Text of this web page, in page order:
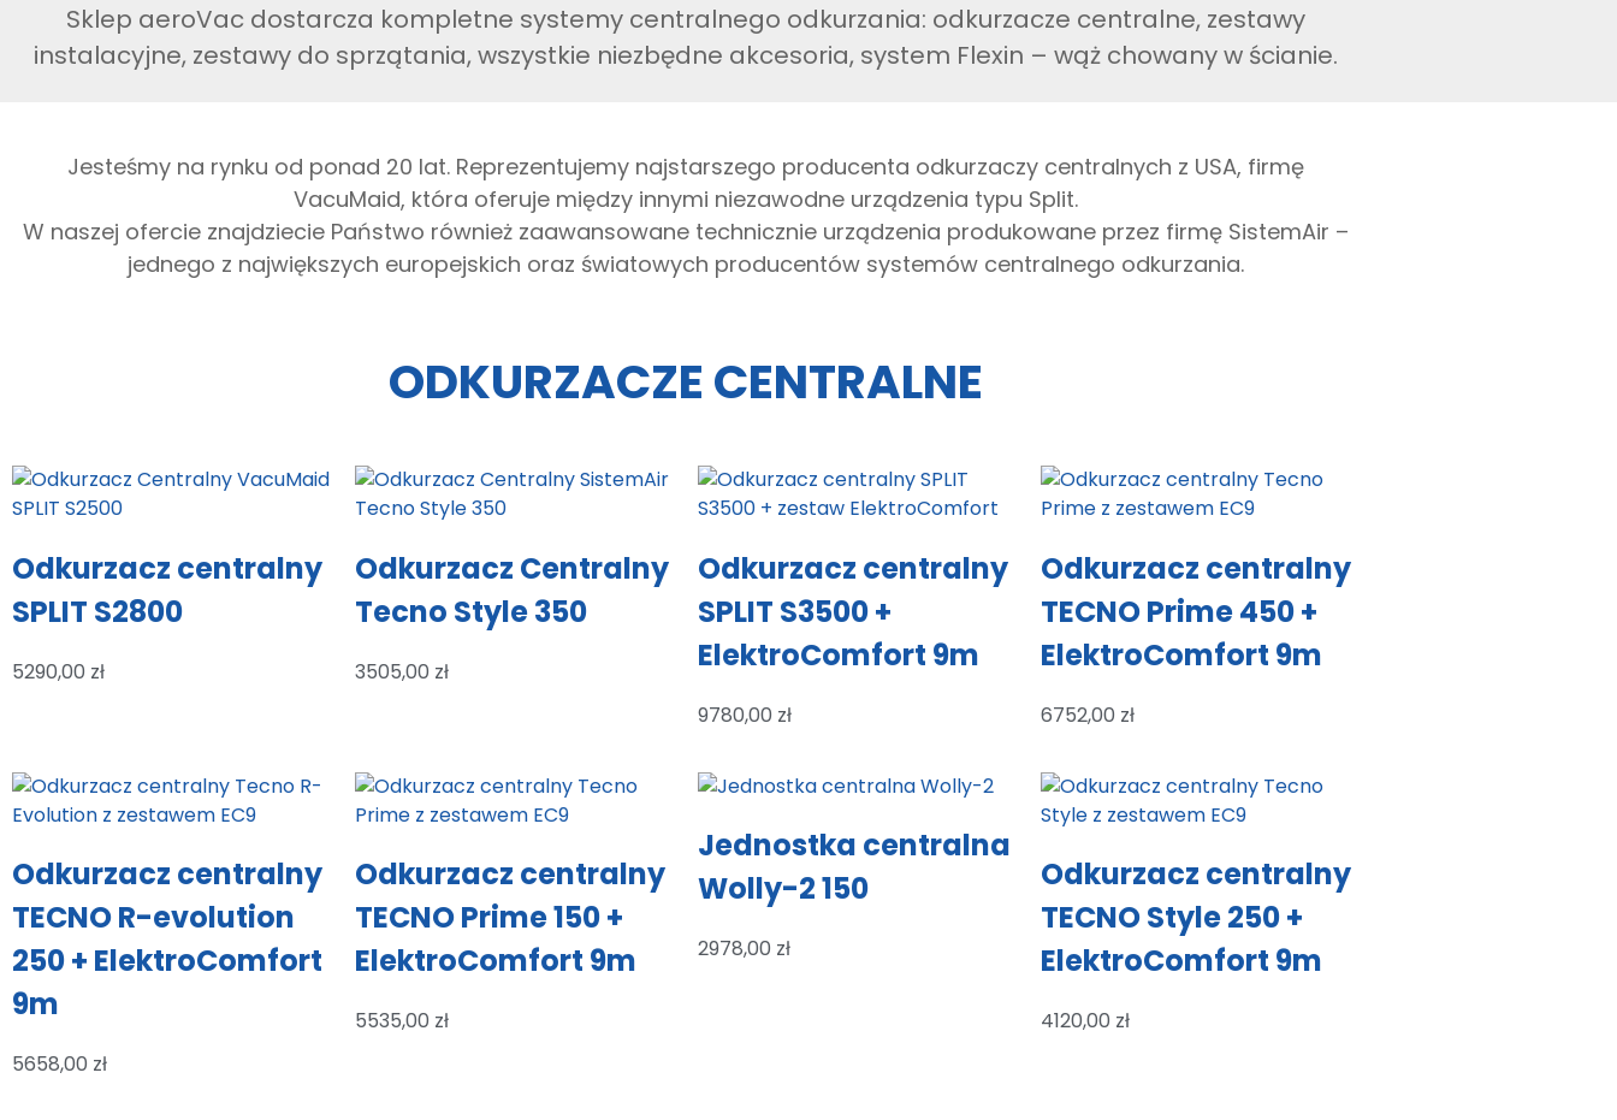
Sklep aeroVac dostarcza kompletne systemy centralnego odkurzania: odkurzacze centralne, zestawy
instalacyjne, zestawy do sprzątania, wszystkie niezbędne akcesoria, system Flexin – wąż chowany w ścianie.
Jesteśmy na rynku od ponad 20 lat. Reprezentujemy najstarszego producenta odkurzaczy centralnych z USA, firmę
VacuMaid, która oferuje między innymi niezawodne urządzenia typu Split.
W naszej ofercie znajdziecie Państwo również zaawansowane technicznie urządzenia produkowane przez firmę SistemAir –
jednego z największych europejskich oraz światowych producentów systemów centralnego odkurzania.
ODKURZACZE CENTRALNE
Odkurzacz centralny
SPLIT S2800
5290,00 zł
Odkurzacz Centralny
Tecno Style 350
3505,00 zł
Odkurzacz centralny
SPLIT S3500 +
ElektroComfort 9m
9780,00 zł
Odkurzacz centralny
TECNO Prime 450 +
ElektroComfort 9m
6752,00 zł
Odkurzacz centralny
TECNO R-evolution
250 + ElektroComfort
9m
5658,00 zł
Odkurzacz centralny
TECNO Prime 150 +
ElektroComfort 9m
5535,00 zł
Jednostka centralna
Wolly-2 150
2978,00 zł
Odkurzacz centralny
TECNO Style 250 +
ElektroComfort 9m
4120,00 zł